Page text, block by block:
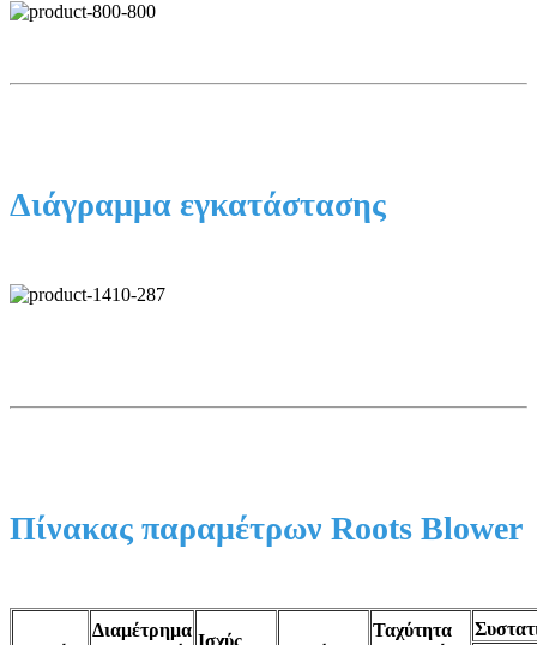
Διάγραμμα εγκατάστασης
Πίνακας παραμέτρων Roots Blower
Διαμέτρημα
Ταχύτητα